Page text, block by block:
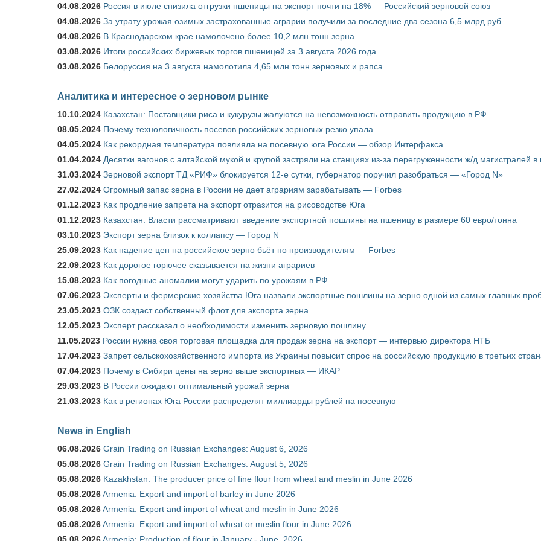
04.08.2026 Россия в июле снизила отгрузки пшеницы на экспорт почти на 18% — Российский зерновой союз
04.08.2026 За утрату урожая озимых застрахованные аграрии получили за последние два сезона 6,5 млрд руб.
04.08.2026 В Краснодарском крае намолочено более 10,2 млн тонн зерна
03.08.2026 Итоги российских биржевых торгов пшеницей за 3 августа 2026 года
03.08.2026 Белоруссия на 3 августа намолотила 4,65 млн тонн зерновых и рапса
Аналитика и интересное о зерновом рынке
10.10.2024 Казахстан: Поставщики риса и кукурузы жалуются на невозможность отправить продукцию в РФ
08.05.2024 Почему технологичность посевов российских зерновых резко упала
04.05.2024 Как рекордная температура повлияла на посевную юга России — обзор Интерфакса
01.04.2024 Десятки вагонов с алтайской мукой и крупой застряли на станциях из-за перегруженности ж/д магистралей в
31.03.2024 Зерновой экспорт ТД «РИФ» блокируется 12-е сутки, губернатор поручил разобраться — «Город N»
27.02.2024 Огромный запас зерна в России не дает аграриям зарабатывать — Forbes
01.12.2023 Как продление запрета на экспорт отразится на рисоводстве Юга
01.12.2023 Казахстан: Власти рассматривают введение экспортной пошлины на пшеницу в размере 60 евро/тонна
03.10.2023 Экспорт зерна близок к коллапсу — Город N
25.09.2023 Как падение цен на российское зерно бьёт по производителям — Forbes
22.09.2023 Как дорогое горючее сказывается на жизни аграриев
15.08.2023 Как погодные аномалии могут ударить по урожаям в РФ
07.06.2023 Эксперты и фермерские хозяйства Юга назвали экспортные пошлины на зерно одной из самых главных
23.05.2023 ОЗК создаст собственный флот для экспорта зерна
12.05.2023 Эксперт рассказал о необходимости изменить зерновую пошлину
11.05.2023 России нужна своя торговая площадка для продаж зерна на экспорт — интервью директора НТБ
17.04.2023 Запрет сельскохозяйственного импорта из Украины повысит спрос на российскую продукцию в третьих
07.04.2023 Почему в Сибири цены на зерно выше экспортных — ИКАР
29.03.2023 В России ожидают оптимальный урожай зерна
21.03.2023 Как в регионах Юга России распределят миллиарды рублей на посевную
News in English
06.08.2026 Grain Trading on Russian Exchanges: August 6, 2026
05.08.2026 Grain Trading on Russian Exchanges: August 5, 2026
05.08.2026 Kazakhstan: The producer price of fine flour from wheat and meslin in June 2026
05.08.2026Armenia: Export and import of barley in June 2026
05.08.2026Armenia: Export and import of wheat and meslin in June 2026
05.08.2026Armenia: Export and import of wheat or meslin flour in June 2026